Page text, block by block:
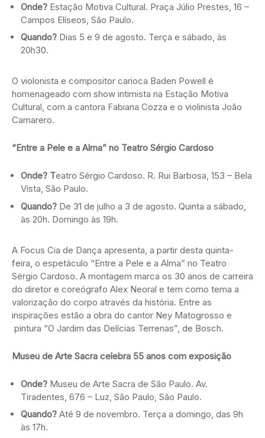
Onde? Estação Motiva Cultural. Praça Júlio Prestes, 16 –
Campos Elíseos, São Paulo.
Quando? Dias 5 e 9 de agosto. Terça e sábado, às
20h30.
O violonista e compositor carioca Baden Powell é
homenageado com show intimista na Estação Motiva
Cultural, com a cantora Fabiana Cozza e o violinista João
Camarero.
“Entre a Pele e a Alma” no Teatro Sérgio Cardoso
Onde? Teatro Sérgio Cardoso. R. Rui Barbosa, 153 – Bela
Vista, São Paulo.
Quando? De 31 de julho a 3 de agosto. Quinta a sábado,
às 20h. Domingo às 19h.
A Focus Cia de Dança apresenta, a partir desta quinta-
feira, o espetáculo “Entre a Pele e a Alma” no Teatro
Sérgio Cardoso. A montagem marca os 30 anos de carreira
do diretor e coreógrafo Alex Neoral e tem como tema a
valorização do corpo através da história. Entre as
inspirações estão a obra do cantor Ney Matogrosso e
pintura “O Jardim das Delícias Terrenas”, de Bosch.
Museu de Arte Sacra celebra 55 anos com exposição
Onde? Museu de Arte Sacra de São Paulo. Av.
Tiradentes, 676 – Luz, São Paulo, São Paulo.
Quando? Até 9 de novembro. Terça a domingo, das 9h
às 17h.